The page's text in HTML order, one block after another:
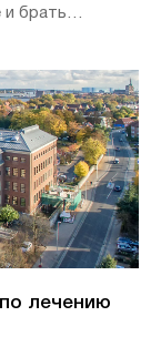
и брать
неделе.
лечению